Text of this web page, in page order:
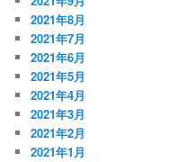
2021年8月
2021年7月
2021年6月
2021年5月
2021年4月
2021年3月
2021年2月
2021年1月